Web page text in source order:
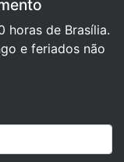
horas de Brasília.
e feriados não